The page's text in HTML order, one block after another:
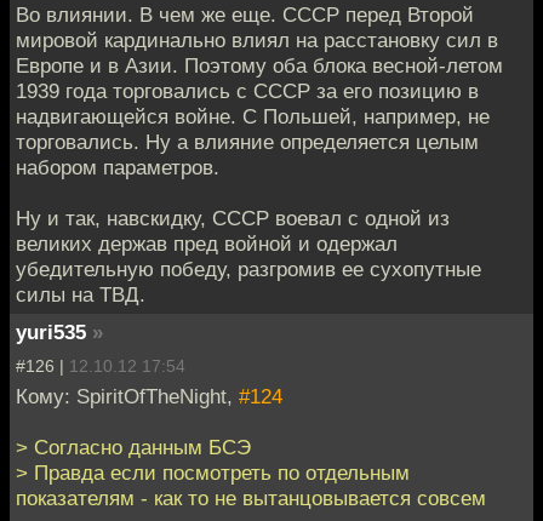
Во влиянии. В чем же еще. СССР перед Второй
мировой кардинально влиял на расстановку сил в
Европе и в Азии. Поэтому оба блока весной-летом
1939 года торговались с СССР за его позицию в
надвигающейся войне. С Польшей, например, не
торговались. Ну а влияние определяется целым
набором параметров.
Ну и так, навскидку, СССР воевал с одной из
великих держав пред войной и одержал
убедительную победу, разгромив ее сухопутные
силы на ТВД.
yuri535 »
#126 | 12.10.12 17:54
Кому: SpiritOfTheNight, #124
> Согласно данным БСЭ
> Правда если посмотреть по отдельным
показателям - как то не вытанцовывается совсем